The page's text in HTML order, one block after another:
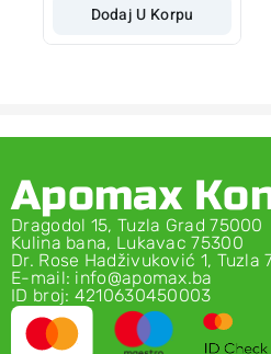
Dodaj U Korpu
Apomax
Dragodol 15, Tuzla Grad 75000
Kulina bana, Lukavac 75300
Dr. Rose Hadživuković 1, Tuzla
E-mail: info@apomax.ba
ID broj: 4210630450003